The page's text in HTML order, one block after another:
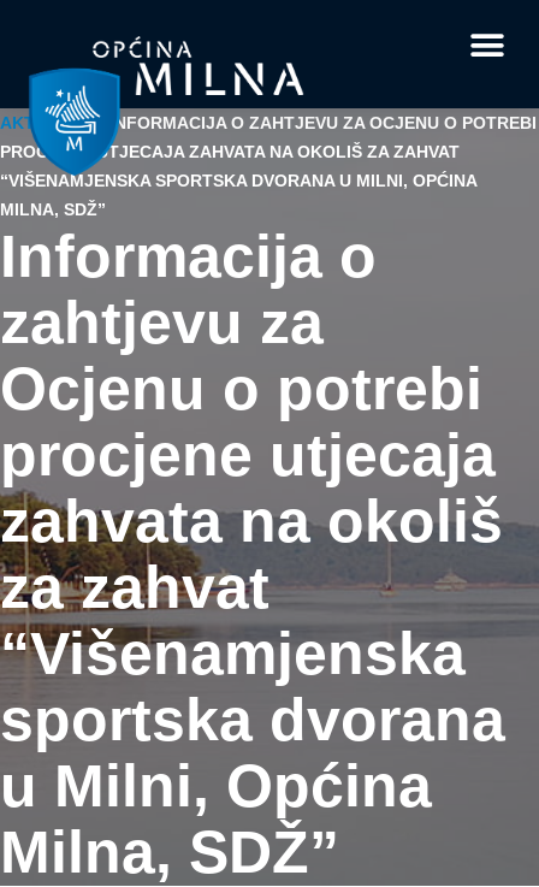
AKTUALNO/
INFORMACIJA O ZAHTJEVU ZA OCJENU O POTREBI
PROCJENE UTJECAJA ZAHVATA NA OKOLIŠ ZA ZAHVAT
“VIŠENAMJENSKA SPORTSKA DVORANA U MILNI, OPĆINA
MILNA, SDŽ”
Informacija o
zahtjevu za
Ocjenu o potrebi
procjene utjecaja
zahvata na okoliš
za zahvat
“Višenamjenska
sportska dvorana
u Milni, Općina
Milna, SDŽ”